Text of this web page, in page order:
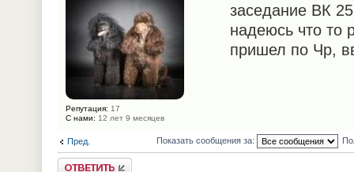
заседание ВК
надеюсь что то
пришел по Чр,
Репутация: 17
С нами: 12 лет 9 месяцев
Пред. Показать сообщения за:
Ответить